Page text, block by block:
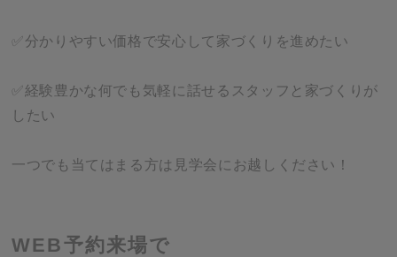
✅分かりやすい価格で安心して家づくりを進めたい
✅経験豊かな何でも気軽に話せるスタッフと家づくりが
したい
一つでも当てはまる方は見学会にお越しください！
WEB予約来場で